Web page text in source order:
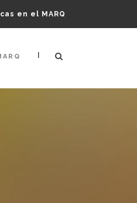
en el MARQ